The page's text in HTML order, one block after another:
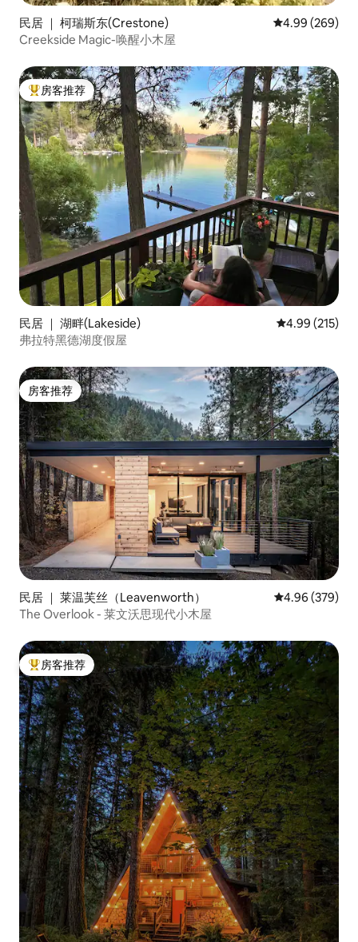
民居 ｜ 柯瑞斯东(Crestone) 平均评分 4.99
4.99 (269)
Creekside Magic-唤醒小木屋
热门「房客推荐」
房客推荐
民居 ｜ 湖畔(Lakeside) 平均评分 4.99
4.99 (215)
弗拉特黑德湖度假屋
房客推荐
房客推荐
民居 ｜ 莱温芙丝（Leavenworth） 平均评分 4.96
4.96 (379)
The Overlook - 莱文沃思现代小木屋
热门「房客推荐」
房客推荐